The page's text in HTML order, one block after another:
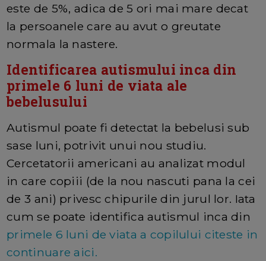
este de 5%, adica de 5 ori mai mare decat
la persoanele care au avut o greutate
normala la nastere.
Identificarea autismului inca din
primele 6 luni de viata ale
bebelusului
Autismul poate fi detectat la bebelusi sub
sase luni, potrivit unui nou studiu.
Cercetatorii americani au analizat modul
in care copiii (de la nou nascuti pana la cei
de 3 ani) privesc chipurile din jurul lor. Iata
cum se poate identifica autismul inca din
primele 6 luni de viata a copilului citeste in
continuare aici.